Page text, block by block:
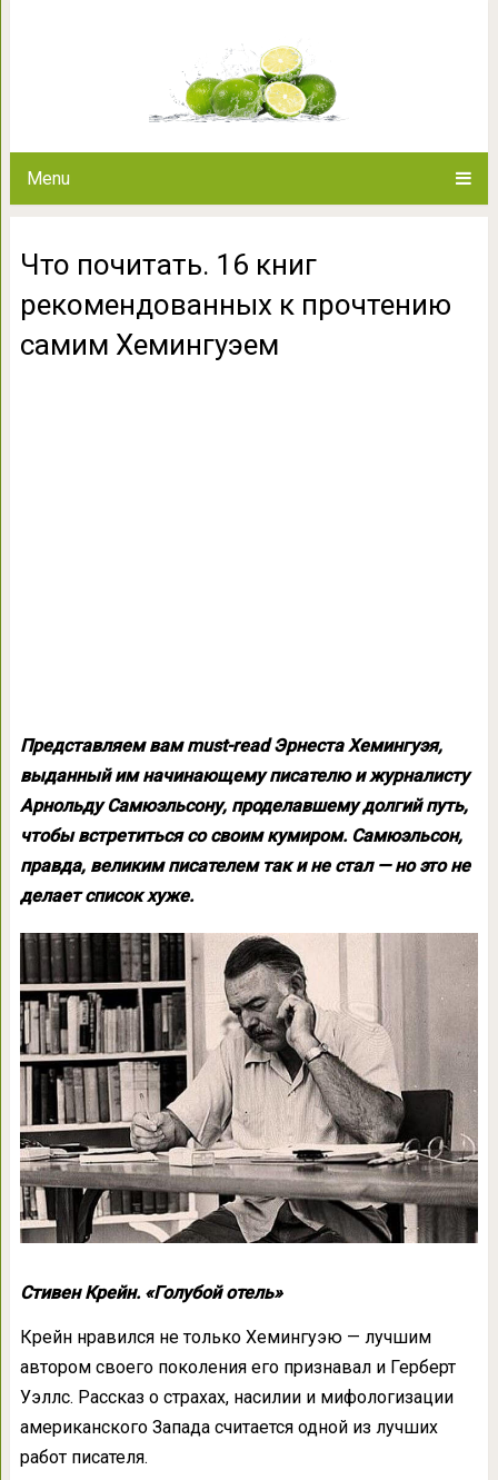
Menu
Что почитать. 16 книг
рекомендованных к прочтению
самим Хемингуэем
Представляем вам must-read Эрнеста Хемингуэя,
выданный им начинающему писателю и журналисту
Арнольду Самюэльсону, проделавшему долгий путь,
чтобы встретиться со своим кумиром. Самюэльсон,
правда, великим писателем так и не стал — но это не
делает список хуже.
Стивен Крейн. «Голубой отель»
Крейн нравился не только Хемингуэю — лучшим
автором своего поколения его признавал и Герберт
Уэллс. Рассказ о страхах, насилии и мифологизации
американского Запада считается одной из лучших
работ писателя.